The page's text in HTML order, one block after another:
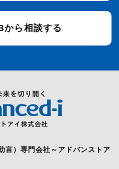
から相談する
言）専門会社～アドバンストア